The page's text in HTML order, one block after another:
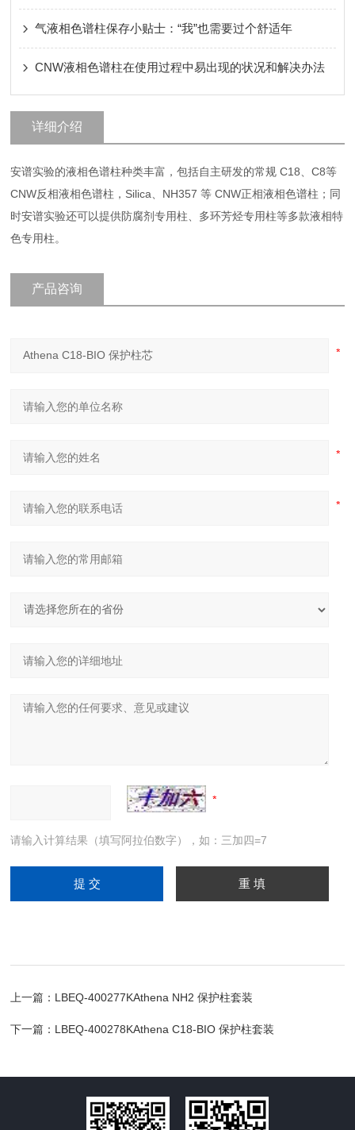
气液相色谱柱保存小贴士：“我”也需要过个舒适年
CNW液相色谱柱在使用过程中易出现的状况和解决办法
详细介绍
安谱实验的液相色谱柱种类丰富，包括自主研发的常规 C18、C8等
CNW反相液相色谱柱，Silica、NH357 等 CNW正相液相色谱柱；同
时安谱实验还可以提供防腐剂专用柱、多环芳烃专用柱等多款液相特
色专用柱。
产品咨询
请输入计算结果（填写阿拉伯数字），如：三加四=7
上一篇： LBEQ-400277KAthena NH2 保护柱套装
下一篇： LBEQ-400278KAthena C18-BIO 保护柱套装